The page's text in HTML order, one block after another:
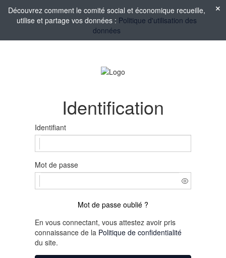
Découvrez comment le comité social et économique recueille,
utilise et partage vos données : Politique d'utilisation des
données
Identification
Identifiant
Mot de passe
Mot de passe oublié ?
En vous connectant, vous attestez avoir pris
connaissance de la Politique de confidentialité
du site.